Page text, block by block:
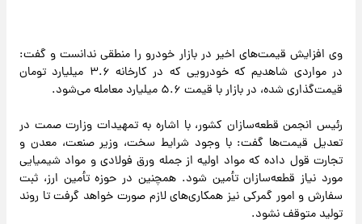
وی افزایش قیمت‌های اخیر در بازار خودرو را منطقی ندانست و گفت:
در مواردی شاهدیم که خودرویی که در کارخانه ۳.۶ میلیارد تومان
قیمت‌گذاری شده، در بازار با قیمت ۵.۶ میلیارد معامله می‌شود.
رئیس انجمن قطعه‌سازان کشور، با اشاره به تمهیدات وزارت صمت در
تعدیل قیمت‌ها گفت: با وجود شرایط سخت، وزیر صنعت، معدن و
تجارت قول داده که مواد اولیه از جمله ورق فولادی و مواد شیمیایی
مورد نیاز قطعه‌سازان تأمین شود. همچنین در حوزه تأمین ارز، ثبت
سفارش و امور گمرکی نیز همکاری‌های لازم صورت خواهد گرفت تا روند
تولید متوقف نشود.